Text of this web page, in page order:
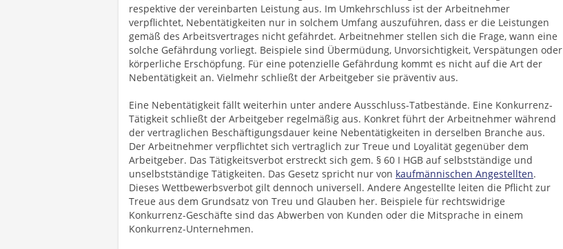
respektive der vereinbarten Leistung aus. Im Umkehrschluss ist der Arbeitnehmer
verpflichtet, Nebentätigkeiten nur in solchem Umfang auszuführen, dass er die Leistungen
gemäß des Arbeitsvertrages nicht gefährdet. Arbeitnehmer stellen sich die Frage, wann eine
solche Gefährdung vorliegt. Beispiele sind Übermüdung, Unvorsichtigkeit, Verspätungen oder
körperliche Erschöpfung. Für eine potenzielle Gefährdung kommt es nicht auf die Art der
Nebentätigkeit an. Vielmehr schließt der Arbeitgeber sie präventiv aus.
Eine Nebentätigkeit fällt weiterhin unter andere Ausschluss-Tatbestände. Eine Konkurrenz-
Tätigkeit schließt der Arbeitgeber regelmäßig aus. Konkret führt der Arbeitnehmer während
der vertraglichen Beschäftigungsdauer keine Nebentätigkeiten in derselben Branche aus.
Der Arbeitnehmer verpflichtet sich vertraglich zur Treue und Loyalität gegenüber dem
Arbeitgeber. Das Tätigkeitsverbot erstreckt sich gem. § 60 I HGB auf selbstständige und
unselbstständige Tätigkeiten. Das Gesetz spricht nur von kaufmännischen Angestellten.
Dieses Wettbewerbsverbot gilt dennoch universell. Andere Angestellte leiten die Pflicht zur
Treue aus dem Grundsatz von Treu und Glauben her. Beispiele für rechtswidrige
Konkurrenz-Geschäfte sind das Abwerben von Kunden oder die Mitsprache in einem
Konkurrenz-Unternehmen.